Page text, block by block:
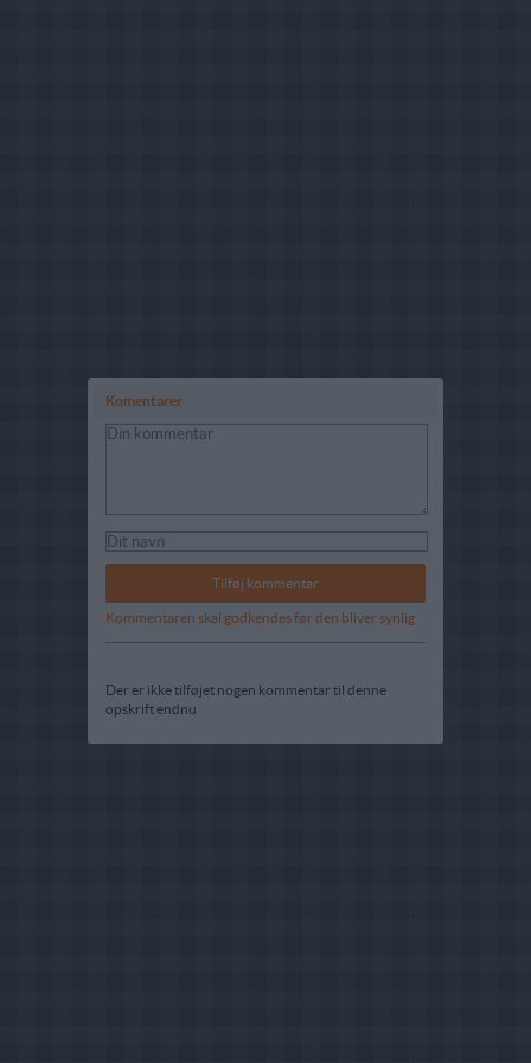
Komentarer
Kommentaren skal godkendes før den bliver synlig
Der er ikke tilføjet nogen kommentar til denne
opskrift endnu